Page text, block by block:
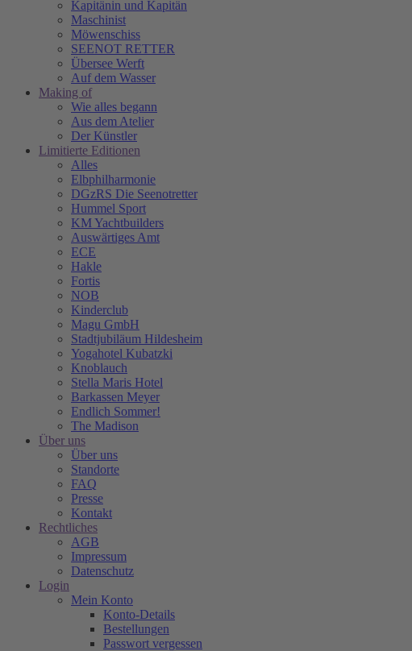
Kapitänin und Kapitän
Maschinist
Möwenschiss
SEENOT RETTER
Übersee Werft
Auf dem Wasser
Making of
Wie alles begann
Aus dem Atelier
Der Künstler
Limitierte Editionen
Alles
Elbphilharmonie
DGzRS Die Seenotretter
Hummel Sport
KM Yachtbuilders
Auswärtiges Amt
ECE
Hakle
Fortis
NOB
Kinderclub
Magu GmbH
Stadtjubiläum Hildesheim
Yogahotel Kubatzki
Knoblauch
Stella Maris Hotel
Barkassen Meyer
Endlich Sommer!
The Madison
Über uns
Über uns
Standorte
FAQ
Presse
Kontakt
Rechtliches
AGB
Impressum
Datenschutz
Login
Mein Konto
Konto-Details
Bestellungen
Passwort vergessen